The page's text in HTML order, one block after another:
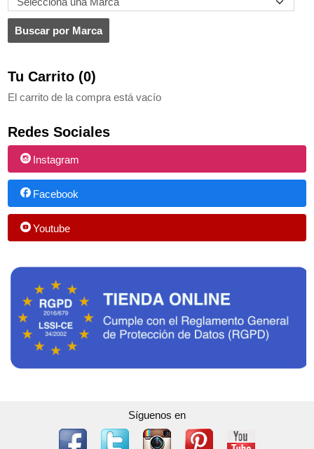
Tu Carrito (0)
El carrito de la compra está vacío
Redes Sociales
Instagram
Facebook
Youtube
Síguenos en